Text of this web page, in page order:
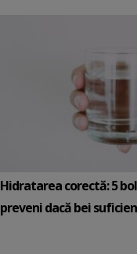
Hidratarea corectă: 5
preveni dacă bei